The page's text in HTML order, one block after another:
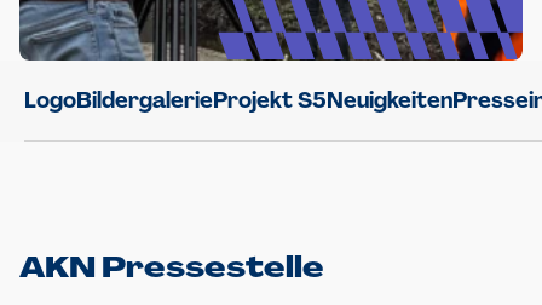
LogoBildergalerieProjekt S5Neuigkeiten
AKN Pressestelle